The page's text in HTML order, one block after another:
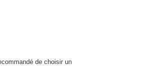
de choisir un